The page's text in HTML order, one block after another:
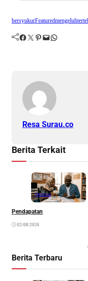
bersyukurFeaturedmengeluh
Facebook Twitter Pinterest Mail WhatsApp
Resa Surau.co
Berita Terkait
Opinion
Pendapatan
02/08/2026
Berita Terbaru